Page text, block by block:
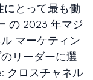
とって最も働
の 2023 年マジ
マーケティン
リーダーに選
クロスチャネル